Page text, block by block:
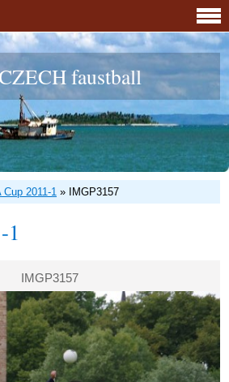
faustball
Cup 2011-1 » IMGP3157
1
IMGP3157